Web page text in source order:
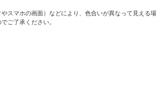
スマホの画面）などにより、色合いが異なって見える場
ご了承ください。